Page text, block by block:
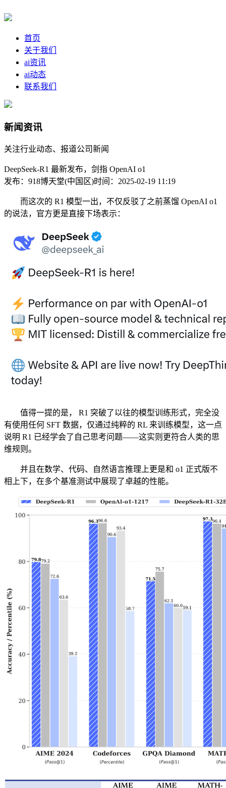
首页
关于我们
ai资讯
ai动态
联系我们
新闻资讯
关注行业动态、报道公司新闻
DeepSeek-R1 最新发布，剑指 OpenAI o1
发布：918博天堂(中国区)时间：2025-02-19 11:19
而这次的 R1 模型一出，不仅反驳了之前蒸馏 OpenAI o1
的说法，官方更是直接下场表示：
值得一提的是， R1 突破了以往的模型训练形式，完全没
有使用任何 SFT 数据，仅通过纯粹的 RL 来训练模型，这一点
说明 R1 已经学会了自己思考问题——这实则更符合人类的思
维规则。
并且在数学、代码、自然语言推理上更是和 o1 正式版不
相上下，在多个基准测试中展现了卓越的性能。